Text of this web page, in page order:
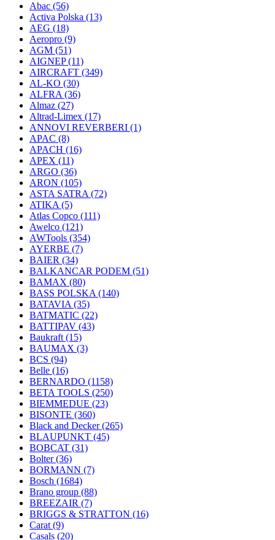
Abac (56)
Activa Polska (13)
AEG (18)
Aeropro (9)
AGM (51)
AIGNEP(11)
AIRCRAFT (349)
AL-KO (30)
ALFRA (36)
Almaz (27)
Altrad-Limex (17)
ANNOVI REVERBERI (1)
APAC (8)
APACH (16)
APEX (11)
ARGO (36)
ARON (105)
ASTA SATRA (72)
ATIKA (5)
Atlas Copco (111)
Awelco (121)
AWTools (354)
AYERBE (7)
BAIER (34)
BALKANCAR PODEM (51)
BAMAX (80)
BASS POLSKA (140)
BATAVIA (35)
BATMATIC (22)
BATTIPAV (43)
Baukraft (15)
BAUMAX (3)
BCS (94)
Belle (16)
BERNARDO (1158)
BETA TOOLS (250)
BIEMMEDUE (23)
BISONTE (360)
Black and Decker(265)
BLAUPUNKT (45)
BOBCAT (31)
Bolter(36)
BORMANN (7)
Bosch (1684)
Brano group (88)
BREEZAIR (7)
BRIGGS & STRATTON (16)
Carat (9)
Casals (20)